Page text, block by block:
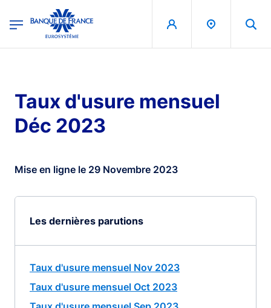
Banque de France - Menu Principal
Taux d'usure mensuel
Déc 2023
Mise en ligne le 29 Novembre 2023
Les dernières parutions
Taux d'usure mensuel Nov 2023
Taux d'usure mensuel Oct 2023